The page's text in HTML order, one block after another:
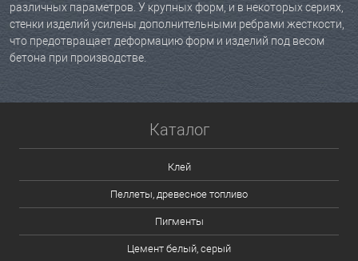
различных параметров. У крупных форм, и в некоторых сериях,
стенки изделий усилены дополнительными ребрами жесткости,
что предотвращает деформацию форм и изделий под весом
бетона при производстве.
Каталог
Клей
Пеллеты, древесное топливо
Пигменты
Цемент белый, серый